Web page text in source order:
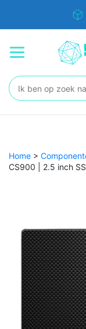
Zoeken:
Home >
CS900 | 2.5 inch